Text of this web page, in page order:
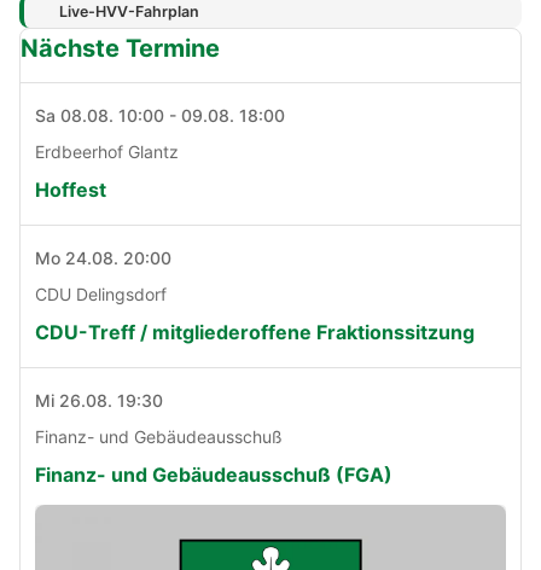
Live-HVV-Fahrplan
Nächste Termine
Sa 08.08. 10:00 - 09.08. 18:00
Erdbeerhof Glantz
Hoffest
Mo 24.08. 20:00
CDU Delingsdorf
CDU-Treff / mitgliederoffene Fraktionssitzung
Mi 26.08. 19:30
Finanz- und Gebäudeausschuß
Finanz- und Gebäudeausschuß (FGA)